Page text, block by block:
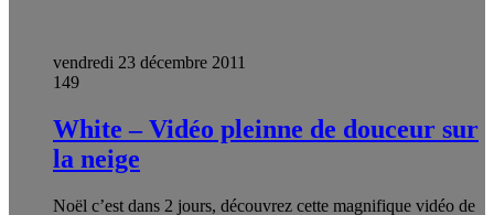
vendredi 23 décembre 2011
149
White – Vidéo pleinne de douceur sur
la neige
Noël c’est dans 2 jours, découvrez cette magnifique vidéo de